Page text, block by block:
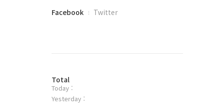
페
플
러
그
Facebook Twitter
방
문
자
Total
Today :
Yesterday :